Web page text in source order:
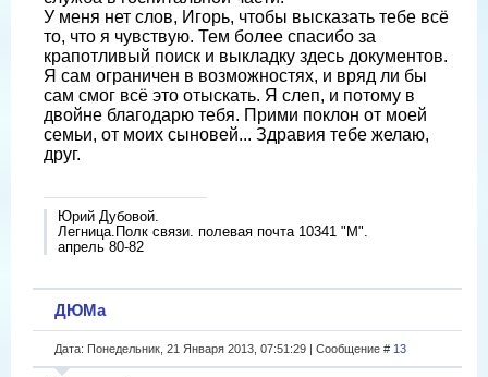
У меня нет слов, Игорь, чтобы высказать тебе всё
то, что я чувствую. Тем более спасибо за
крапотливый поиск и выкладку здесь документов.
Я сам ограничен в возможностях, и вряд ли бы
сам смог всё это отыскать. Я слеп, и потому в
двойне благодарю тебя. Прими поклон от моей
семьи, от моих сыновей... Здравия тебе желаю,
друг.
Юрий Дубовой.
Легница.Полк связи. полевая почта 10341 "М".
апрель 80-82
ДЮМа
Дата: Понедельник, 21 Января 2013, 07:51:29 | Сообщение # 13